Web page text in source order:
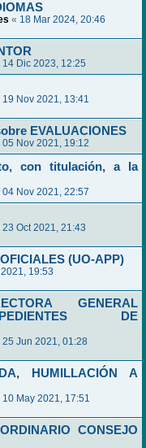
« 18 Mar 2024, 20:46
14 Dic 2023, 12:25
19 Nov 2021, 13:41
EVALUACIONES
05 Nov 2021, 19:12
con titulación, a la
04 Nov 2021, 22:57
23 Oct 2021, 21:43
(UO-APP)
19:53
GENERAL
DE
25 Jun 2021, 01:28
HUMILLACIÓN A
10 May 2021, 17:51
CONSEJO